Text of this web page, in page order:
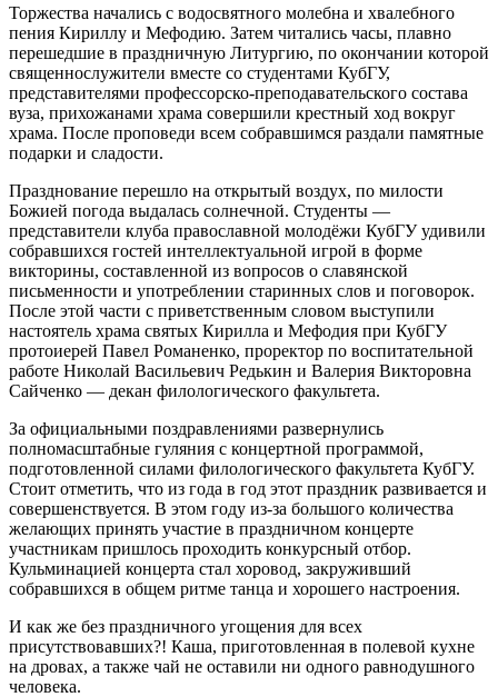
Торжества начались с водосвятного молебна и хвалебного
пения Кириллу и Мефодию. Затем читались часы, плавно
перешедшие в праздничную Литургию, по окончании которой
священнослужители вместе со студентами КубГУ,
представителями профессорско-преподавательского состава
вуза, прихожанами храма совершили крестный ход вокруг
храма. После проповеди всем собравшимся раздали памятные
подарки и сладости.
Празднование перешло на открытый воздух, по милости
Божией погода выдалась солнечной. Студенты —
представители клуба православной молодёжи КубГУ удивили
собравшихся гостей интеллектуальной игрой в форме
викторины, составленной из вопросов о славянской
письменности и употреблении старинных слов и поговорок.
После этой части с приветственным словом выступили
настоятель храма святых Кирилла и Мефодия при КубГУ
протоиерей Павел Романенко, проректор по воспитательной
работе Николай Васильевич Редькин и Валерия Викторовна
Сайченко — декан филологического факультета.
За официальными поздравлениями развернулись
полномасштабные гуляния с концертной программой,
подготовленной силами филологического факультета КубГУ.
Стоит отметить, что из года в год этот праздник развивается и
совершенствуется. В этом году из-за большого количества
желающих принять участие в праздничном концерте
участникам пришлось проходить конкурсный отбор.
Кульминацией концерта стал хоровод, закруживший
собравшихся в общем ритме танца и хорошего настроения.
И как же без праздничного угощения для всех
присутствовавших?! Каша, приготовленная в полевой кухне
на дровах, а также чай не оставили ни одного равнодушного
человека.